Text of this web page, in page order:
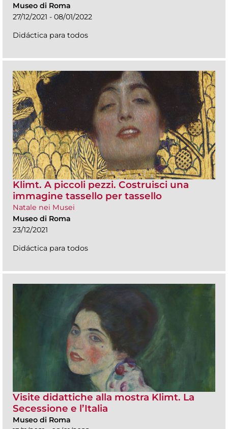
Museo di Roma
27/12/2021 - 08/01/2022
Didáctica para todos
Klimt. A piccoli pezzi. Costruisci una
immagine tassello per tassello
Natale nei Musei
Museo di Roma
23/12/2021
Didáctica para todos
Visite didattiche alla mostra Klimt. La
Secessione e l’Italia
Museo di Roma